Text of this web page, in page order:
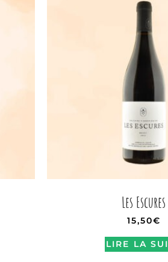
Les Escures
15,50€
LIRE LA